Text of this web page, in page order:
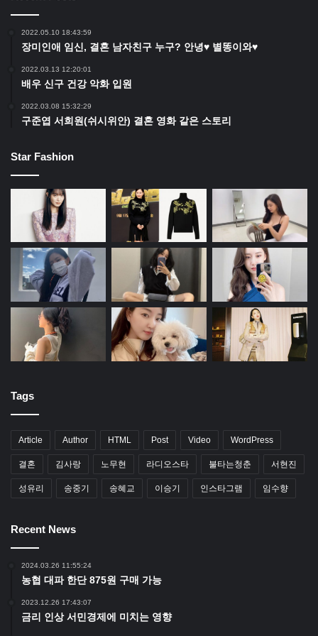
2022.05.10 18:43:59
장미인애 임신, 결혼 남자친구 누구? 안녕♥ 별똥이와♥
2022.03.13 12:20:01
배우 신구 건강 악화 입원
2022.03.08 15:32:29
구준엽 서희원(쉬시위안) 결혼 영화 같은 스토리
Star Fashion
Tags
Article Author HTML Post Video WordPress
결혼 김사랑 노무현 라디오스타 불타는청춘 서현진
성유리 송중기 송혜교 이승기 인스타그램 임수향
Recent News
2024.03.26 11:55:24
농협 대파 한단 875원 구매 가능
2023.12.26 17:43:07
금리 인상 서민경제에 미치는 영향